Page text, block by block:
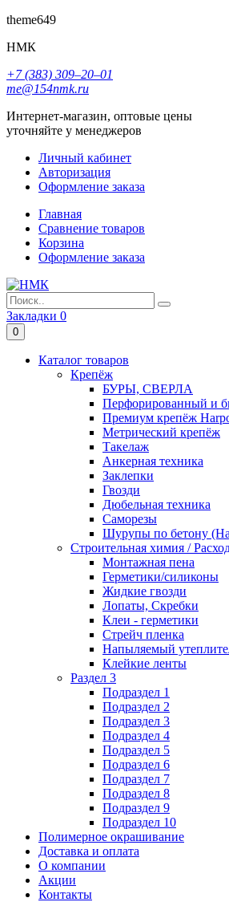
theme649
НМК
+7 (383) 309‒20‒01
me@154nmk.ru
Интернет-магазин, оптовые цены
уточняйте у менеджеров
Личный кабинет
Авторизация
Оформление заказа
Главная
Сравнение товаров
Корзина
Оформление заказа
Закладки 0
0
Каталог товаров
Крепёж
БУРЫ, СВЕРЛА
Перфорированный и
Премиум крепёж
Метрический крепёж
Такелаж
Анкерная техника
Заклепки
Гвозди
Дюбельная техника
Саморезы
Шурупы по бетону
Строительная химия /
Монтажная пена
Герметики/силиконы
Жидкие гвозди
Лопаты, Скребки
Клеи - герметики
Стрейч пленка
Напыляемый
Клейкие ленты
Раздел 3
Подраздел 1
Подраздел 2
Подраздел 3
Подраздел 4
Подраздел 5
Подраздел 6
Подраздел 7
Подраздел 8
Подраздел 9
Подраздел 10
Полимерное окрашивание
Доставка и оплата
О компании
Акции
Контакты